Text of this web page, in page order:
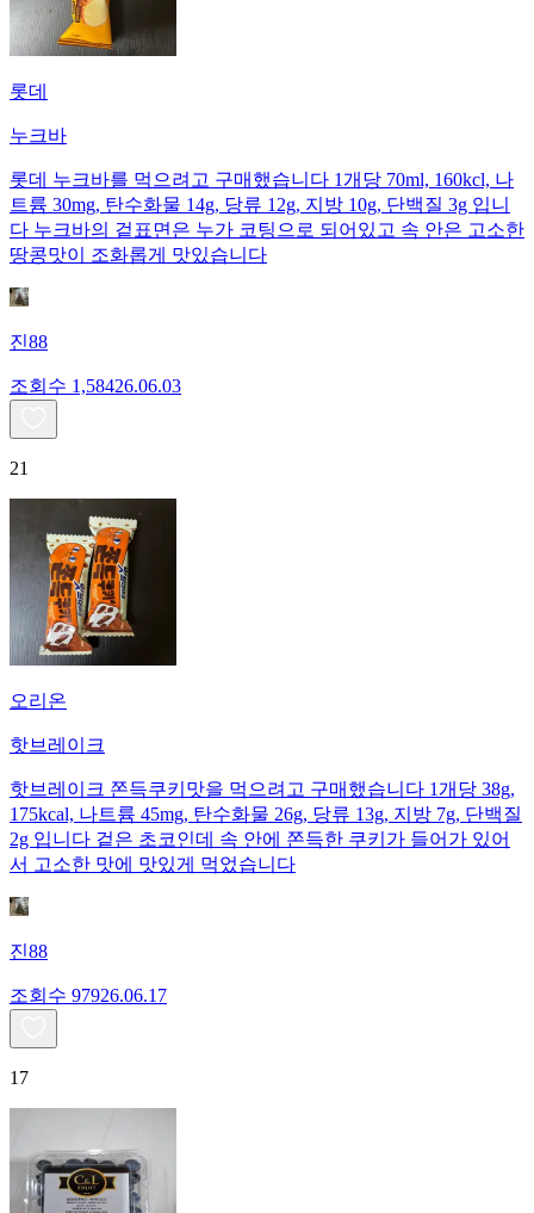
롯데
누크바
롯데 누크바를 먹으려고 구매했습니다 1개당 70ml, 160kcl, 나
트륨 30mg, 탄수화물 14g, 당류 12g, 지방 10g, 단백질 3g 입니
다 누크바의 겉표면은 누가 코팅으로 되어있고 속 안은 고소한
땅콩맛이 조화롭게 맛있습니다
진88
조회수 1,58426.06.03
21
오리온
핫브레이크
핫브레이크 쫀득쿠키맛을 먹으려고 구매했습니다 1개당 38g,
175kcal, 나트륨 45mg, 탄수화물 26g, 당류 13g, 지방 7g, 단백질
2g 입니다 겉은 초코인데 속 안에 쫀득한 쿠키가 들어가 있어
서 고소한 맛에 맛있게 먹었습니다
진88
조회수 97926.06.17
17